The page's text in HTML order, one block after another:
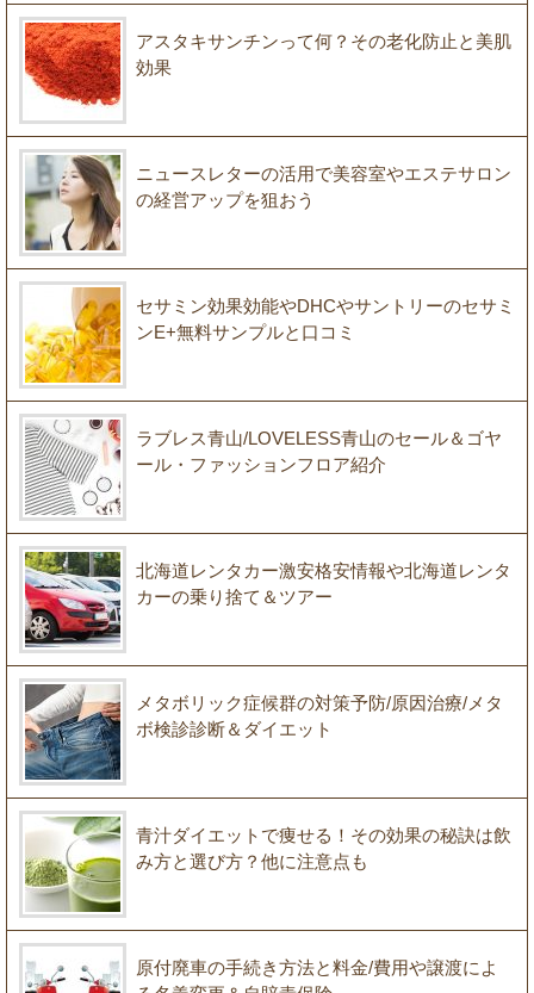
アスタキサンチンって何？その老化防止と美肌
効果
ニュースレターの活用で美容室やエステサロン
の経営アップを狙おう
セサミン効果効能やDHCやサントリーのセサミ
ンE+無料サンプルと口コミ
ラブレス青山/LOVELESS青山のセール＆ゴヤ
ール・ファッションフロア紹介
北海道レンタカー激安格安情報や北海道レンタ
カーの乗り捨て＆ツアー
メタボリック症候群の対策予防/原因治療/メタ
ボ検診診断＆ダイエット
青汁ダイエットで痩せる！その効果の秘訣は飲
み方と選び方？他に注意点も
原付廃車の手続き方法と料金/費用や譲渡によ